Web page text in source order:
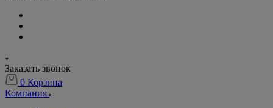
Заказать звонок
0 Корзина
Компания